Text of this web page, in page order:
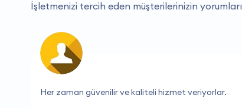
İşletmenizi tercih eden müşterilerinizin yorumları
Hızlı ve etkin hizmetleriyle fark yaratıyorlar